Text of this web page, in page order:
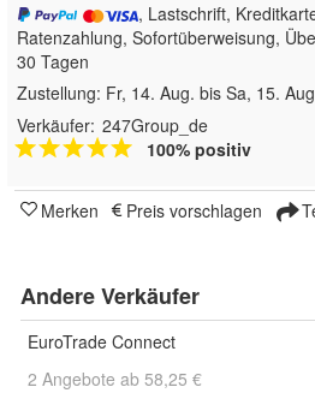
, Lastschrift,
Ratenzahlung, Sofortüberweisung,
30 Tagen
Zustellung: Fr, 14. Aug. bis Sa, 15.
Verkäufer: 247Group_de
100% positiv
Merken Preis vorschlagen
Andere Verkäufer
EuroTrade Connect
2 Angebote ab 58,25 €